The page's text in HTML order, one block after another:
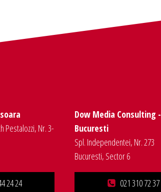
Pestalozzi, Nr. 3-
24 24
Dow Media Consulting -
Bucuresti
Spl. Independentei, Nr. 273
Bucuresti, Sector 6
021 310 72 37